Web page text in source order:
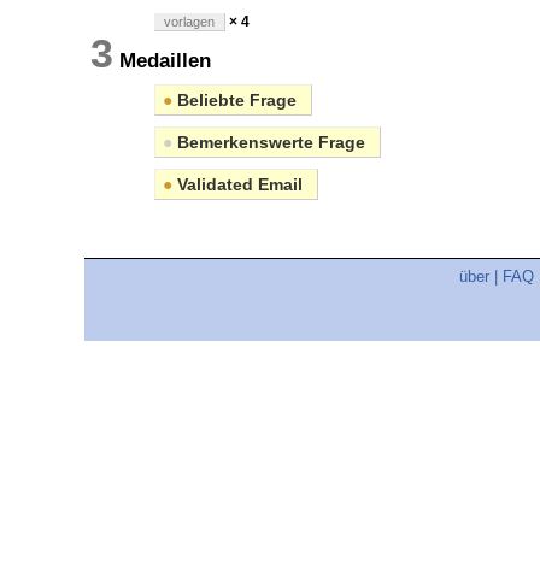
vorlagen × 4
3 Medaillen
● Beliebte Frage
● Bemerkenswerte Frage
● Validated Email
über FAQ